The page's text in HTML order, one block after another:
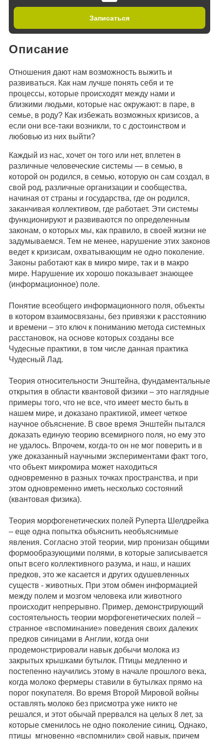
Записаться
Описание
Отношения дают нам возможность выжить и
развиваться. Как нам лучше понять себя и те
процессы, которые происходят между нами и
близкими людьми, которые нас окружают: в паре, в
семье, в роду? Как избежать возможных кризисов, а
если они все-таки возникли, то с достоинством и
любовью из них выйти?
Каждый из нас, хочет он того или нет, вплетен в
различные человеческие системы — в семью, в
которой он родился, в семью, которую он сам создал, в
свой род, различные организации и сообщества,
начиная от страны и государства, где он родился,
заканчивая коллективом, где работает. Эти системы
функционируют и развиваются по определенным
законам, о которых мы, как правило, в своей жизни не
задумываемся. Тем не менее, нарушение этих законов
ведет к кризисам, охватывающим не одно поколение.
Законы работают как в микро мире, так и в макро
мире. Нарушение их хорошо показывает знающее
(информационное) поле.
Понятие всеобщего информационного поля, объекты
в котором взаимосвязаны, без привязки к расстоянию
и времени – это ключ к пониманию метода системных
расстановок, на основе которых созданы все
Чудесные практики, в том числе данная практика
Чудесный Лад.
Теория относительности Энштейна, фундаментальные
открытия в области квантовой физики – это наглядные
примеры того, что не все, что имеет место быть в
нашем мире, и доказано практикой, имеет четкое
научное объяснение. В свое время Энштейн пытался
доказать единую теорию всемирного поля, но ему это
не удалось. Впрочем, когда-то он не мог поверить и в
уже доказанный научными экспериментами факт того,
что объект микромира может находиться
одновременно в разных точках пространства, и при
этом одновременно иметь несколько состояний
(квантовая физика).
Теория морфогенетических полей Руперта Шелдрейка
– еще одна попытка объяснить необъяснимые
явления. Согласно этой теории, мир пронизан общими
формообразующими полями, в которые записывается
опыт всего коллективного разума, и наш, и наших
предков, это же касается и других одушевленных
существ - животных. При этом обмен информацией
между полем и мозгом человека или животного
происходит непрерывно. Пример, демонстрирующий
состоятельность теории морфогенетических полей –
странное «вспоминание» поведения своих далеких
предков синицами в Англии, когда они
продемонстрировали навык добычи молока из
закрытых крышками бутылок. Птицы медленно и
постепенно научились этому в начале прошлого века,
когда молоко фермеры ставили в бутылках прямо на
порог покупателя. Во время Второй Мировой войны
оставлять молоко без присмотра уже никто не
решался, и этот обычай прервался на целых 8 лет, за
которые сменилось не одно поколение синиц. Однако,
птицы мгновенно «вспомнили» свой навык, причем